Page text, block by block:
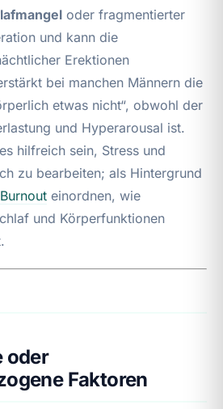
oder fragmentierter
und kann die
Erektionen
bei manchen Männern die
etwas nicht“, obwohl der
und Hyperarousal ist.
hilfreich sein, Stress und
zu bearbeiten; als Hintergrund
Burnout einordnen, wie
und Körperfunktionen
oder
Faktoren